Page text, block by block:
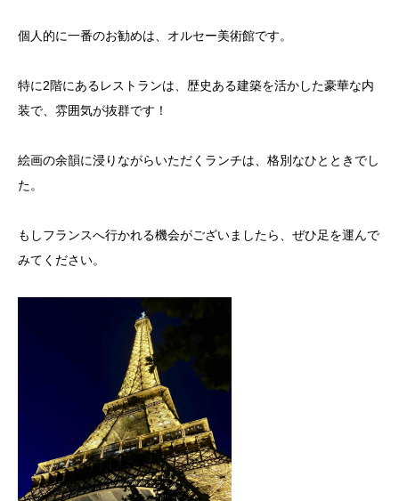
個人的に一番のお勧めは、オルセー美術館です。
特に2階にあるレストランは、歴史ある建築を活かした豪華な内
装で、雰囲気が抜群です！
絵画の余韻に浸りながらいただくランチは、格別なひとときでし
た。
もしフランスへ行かれる機会がございましたら、ぜひ足を運んで
みてください。